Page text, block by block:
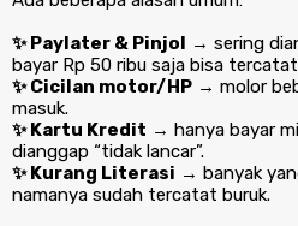
✨ Paylater & Pinjol → sering
bayar Rp 50 ribu saja bisa tercatat
✨ Cicilan motor/HP → molor
masuk.
✨ Kartu Kredit → hanya bayar
dianggap “tidak lancar”.
✨ Kurang Literasi → banyak
namanya sudah tercatat buruk.